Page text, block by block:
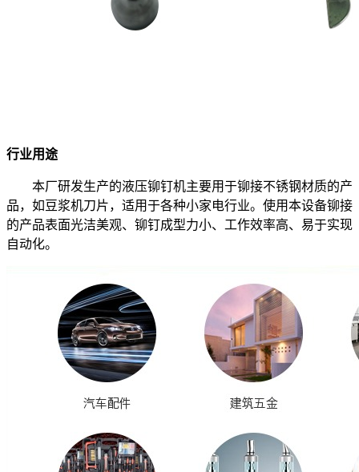
行业用途
本厂研发生产的液压铆钉机主要用于铆接不锈钢材质的产
品，如豆浆机刀片，适用于各种小家电行业。使用本设备铆接
的产品表面光洁美观、铆钉成型力小、工作效率高、易于实现
自动化。